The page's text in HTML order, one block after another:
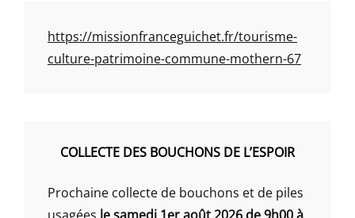
https://missionfranceguichet.fr/tourisme-
culture-patrimoine-commune-mothern-67
COLLECTE DES BOUCHONS DE L’ESPOIR
Prochaine collecte de bouchons et de piles